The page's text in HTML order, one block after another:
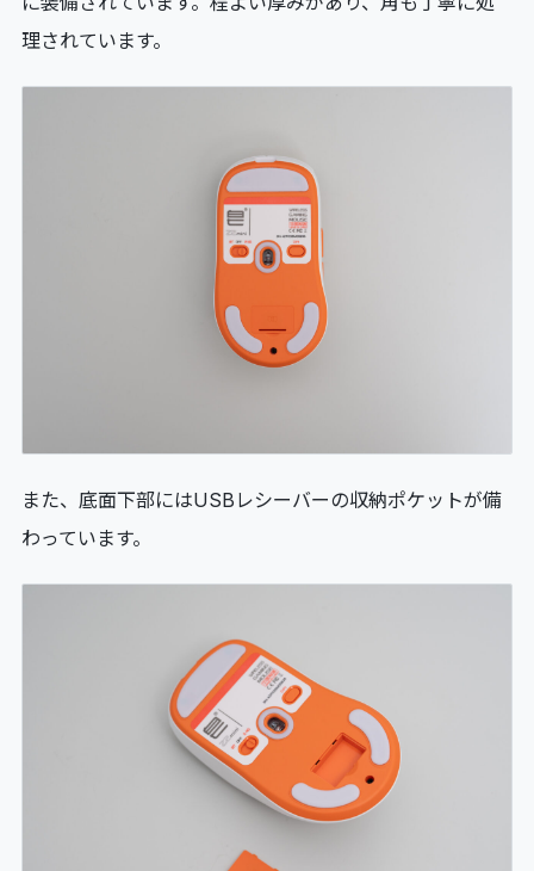
理されています。
また、底面下部にはUSBレシーバーの収納ポケットが備
わっています。